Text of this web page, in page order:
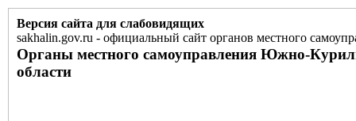
Версия сайта для слабовидящих
sakhalin.gov.ru - официальный сайт органов местного
Органы местного самоуправления Южно-
области